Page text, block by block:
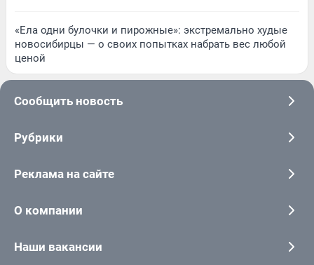
«Ела одни булочки и пирожные»: экстремально худые
новосибирцы — о своих попытках набрать вес любой
ценой
Сообщить новость
Рубрики
Реклама на сайте
О компании
Наши вакансии